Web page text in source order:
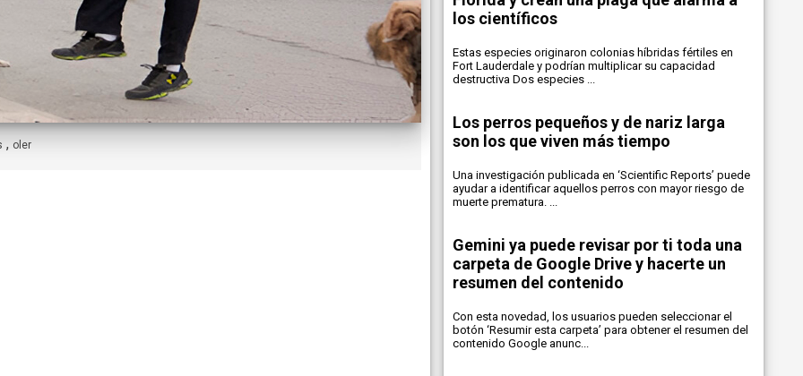
, oler
los científicos
Estas especies originaron colonias híbridas fértiles en
Fort Lauderdale y podrían multiplicar su capacidad
destructiva Dos especies ...
Los perros pequeños y de nariz larga
son los que viven más tiempo
Una investigación publicada en ‘Scientific Reports’ puede
ayudar a identificar aquellos perros con mayor riesgo de
muerte prematura. ...
Gemini ya puede revisar por ti toda una
carpeta de Google Drive y hacerte un
resumen del contenido
Con esta novedad, los usuarios pueden seleccionar el
botón ‘Resumir esta carpeta’ para obtener el resumen del
contenido Google anunc...